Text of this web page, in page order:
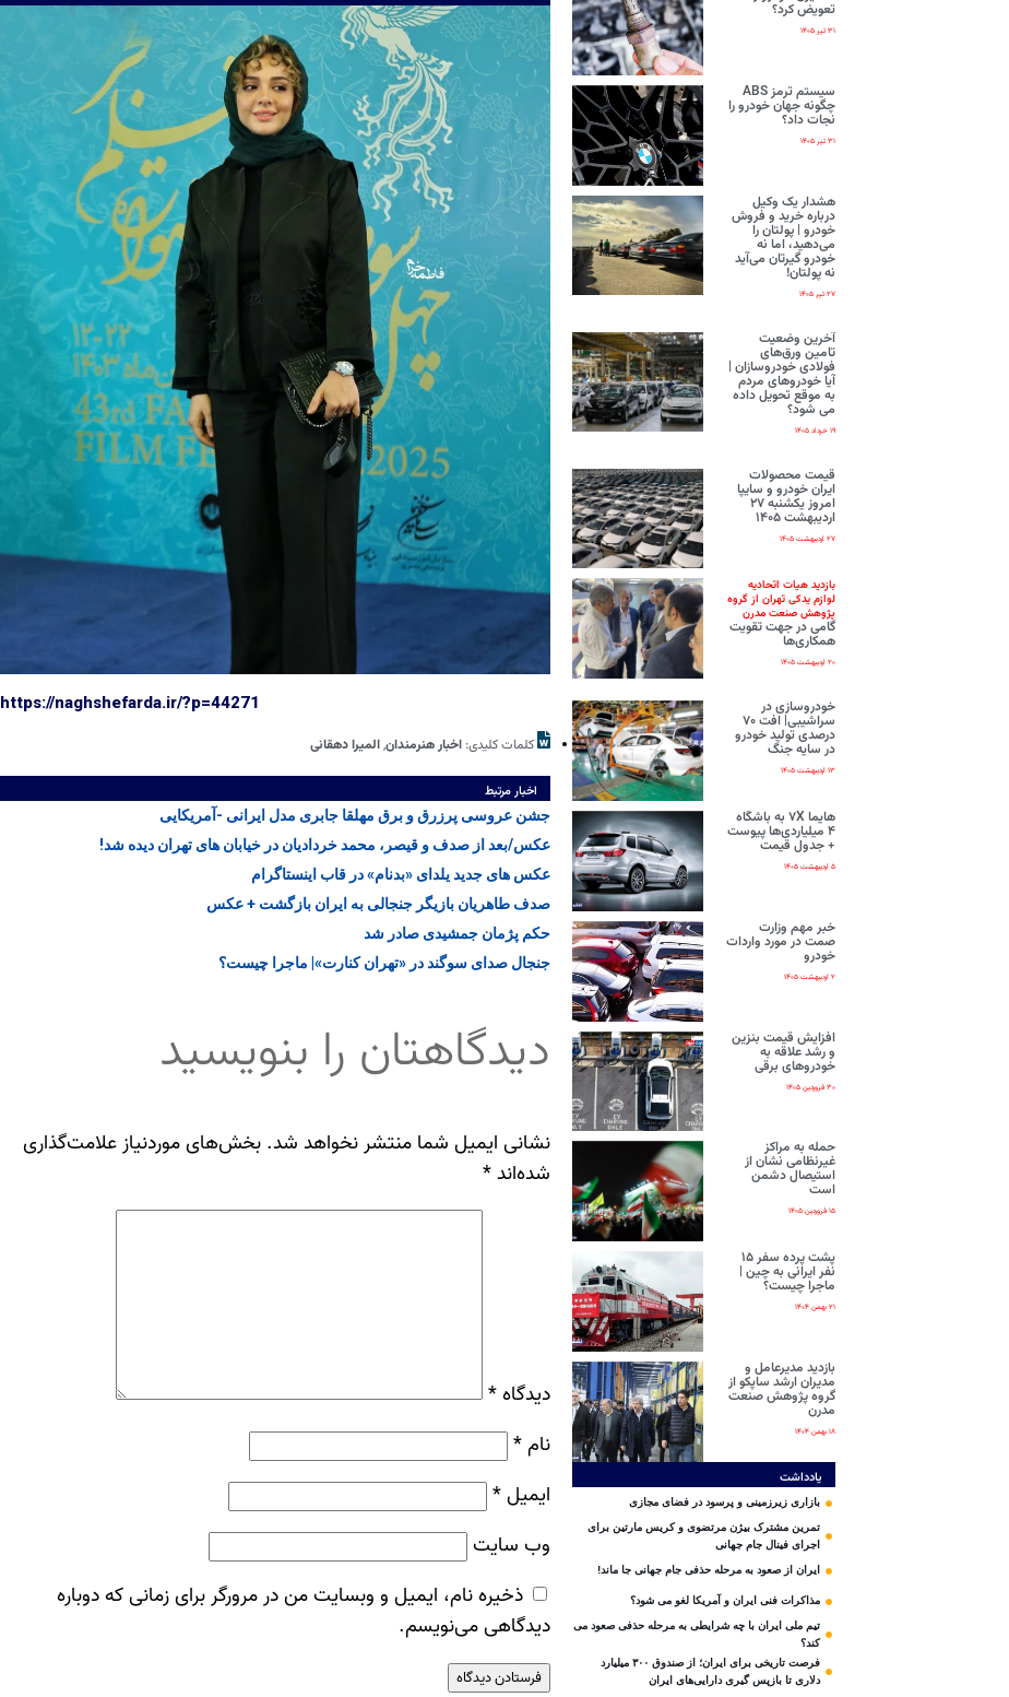
تعویض کرد؟
۳۱ تیر ۱۴۰۵
سیستم ترمز ABS
چگونه جهان خودرو را
نجات داد؟
۳۱ تیر ۱۴۰۵
هشدار یک وکیل
درباره خرید و فروش
خودرو | پولتان را
می‌دهید، اما نه
خودرو گیرتان می‌آید
نه پولتان!
۲۷ تیر ۱۴۰۵
آخرین وضعیت
تامین ورق‌های
فولادی خودروسازان |
آیا خودروهای مردم
به موقع تحویل داده
می شود؟
۱۹ خرداد ۱۴۰۵
قیمت محصولات
ایران‌ خودرو و سایپا
امروز یکشنبه ۲۷
اردیبهشت ۱۴۰۵
۲۷ اردیبهشت ۱۴۰۵
بازدید هیات اتحادیه
لوازم یدکی تهران از گروه
پژوهش صنعت مدرن
گامی در جهت تقویت
همکاری‌ها
۲۰ اردیبهشت ۱۴۰۵
خودروسازی در
سراشیبی| افت ۷۰
درصدی تولید خودرو
در سایه جنگ
۱۳ اردیبهشت ۱۴۰۵
هایما ۷X به باشگاه
۴ میلیاردی‌ها پیوست
+ جدول قیمت
۵ اردیبهشت ۱۴۰۵
خبر مهم وزارت
صمت در مورد واردات
خودرو
۲ اردیبهشت ۱۴۰۵
افزایش قیمت بنزین
و رشد علاقه به
خودروهای برقی
۳۰ فروردین ۱۴۰۵
حمله به مراکز
غیرنظامی نشان از
استیصال دشمن
است
۱۵ فروردین ۱۴۰۵
پشت پرده سفر ۱۵
نفر ایرانی‌ به چین |
ماجرا چیست؟
۲۱ بهمن ۱۴۰۴
بازدید مدیرعامل و
مدیران ارشد ساپکو از
گروه پژوهش صنعت
مدرن
۱۸ بهمن ۱۴۰۴
یادداشت
بازاری زیرزمینی و پرسود در فضای مجازی
تمرین مشترک بیژن مرتضوی و کریس مارتین برای
اجرای فینال جام جهانی
ایران از صعود به مرحله حذفی جام جهانی جا ماند!
مذاکرات فنی ایران و آمریکا لغو می شود؟
تیم ملی ایران با چه شرایطی به مرحله حذفی صعود می
کند؟
فرصت تاریخی برای ایران؛ از صندوق ۳۰۰ میلیارد
دلاری تا بازپس گیری دارایی‌های ایران
https://naghshefarda.ir/?p=44271
کلمات کلیدی: اخبار هنرمندان,المیرا دهقانی
اخبار مرتبط
جشن عروسی پرزرق و برق مهلقا جابری مدل ایرانی -آمریکایی
عکس/بعد از صدف و قیصر، محمد خردادیان در خیابان های تهران دیده شد!
عکس های جدید یلدای «بدنام» در قاب اینستاگرام
صدف طاهریان بازیگر جنجالی به ایران بازگشت + عکس
حکم پژمان جمشیدی صادر شد
جنجال صدای سوگند در «تهران کنارت»| ماجرا چیست؟
دیدگاهتان را بنویسید
نشانی ایمیل شما منتشر نخواهد شد. بخش‌های موردنیاز علامت‌گذاری
شده‌اند*
دیدگاه*
نام*
ایمیل*
وب‌ سایت
ذخیره نام، ایمیل و وبسایت من در مرورگر برای زمانی که دوباره
دیدگاهی می‌نویسم.